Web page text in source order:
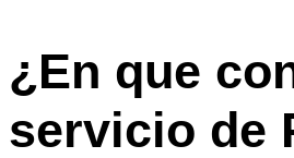
¿En que
servicio de